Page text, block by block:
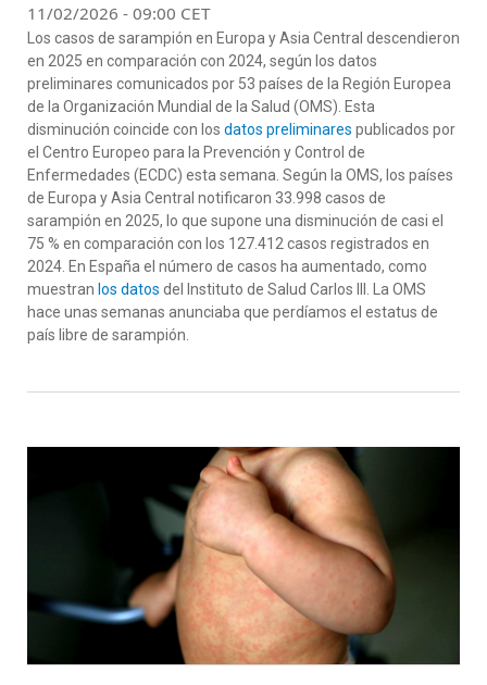
11/02/2026 - 09:00 CET
Los casos de sarampión en Europa y Asia Central descendieron
en 2025 en comparación con 2024, según los datos
preliminares comunicados por 53 países de la Región Europea
de la Organización Mundial de la Salud (OMS). Esta
disminución coincide con l os datos preliminares publicados por
el Centro Europeo para la Prevención y Control de
Enfermedades (ECDC) esta semana. Según la OMS, l os países
de Europa y Asia Central notificaron 33 998 casos de
sarampión en 2025, lo que supone una disminución de casi el
75 % en comparación con los 127412 casos registrados en
2024. En España el número de casos ha aumentado, como
muestran los datos del Instituto de Salud Carlos III
. La OMS
hace unas semanas anunciaba que perdíamos el estatus de
país libre de sarampión.